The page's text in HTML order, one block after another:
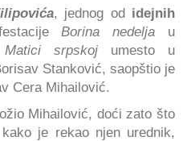
, jednog od idejnih
Borina nedelja u
Matici srpskojumesto u
Stanković, saopštio je
Cera Mihailović.
Mihailović, doći zato što
je rekao njen urednik,